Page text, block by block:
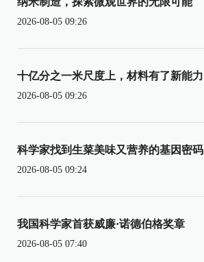
2026-08-05 09:26
十亿分之一米尺度上，材料有了新能力
2026-08-05 09:26
科学家找到生菜美味又营养的基因密码
2026-08-05 09:24
我国科学家首获威廉·诺德伯格奖章
2026-08-05 07:40